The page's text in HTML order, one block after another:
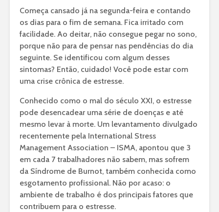
Começa cansado já na segunda-feira e contando
os dias para o fim de semana. Fica irritado com
facilidade. Ao deitar, não consegue pegar no sono,
porque não para de pensar nas pendências do dia
seguinte. Se identificou com algum desses
sintomas? Então, cuidado! Você pode estar com
uma crise crônica de estresse.
Conhecido como o mal do século XXI, o estresse
pode desencadear uma série de doenças e até
mesmo levar à morte. Um levantamento divulgado
recentemente pela International Stress
Management Association – ISMA, apontou que 3
em cada 7 trabalhadores não sabem, mas sofrem
da Síndrome de Burnot, também conhecida como
esgotamento profissional. Não por acaso: o
ambiente de trabalho é dos principais fatores que
contribuem para o estresse.